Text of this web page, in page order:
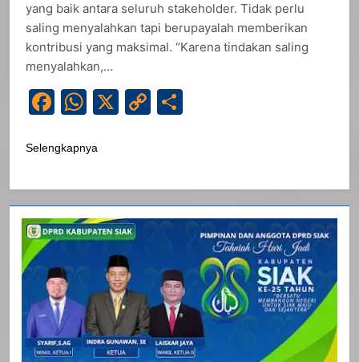
yang baik antara seluruh stakeholder. Tidak perlu
saling menyalahkan tapi berupayalah memberikan
kontribusi yang maksimal. “Karena tindakan saling
menyalahkan,…
Facebook
WhatsApp
X
Copy
Selengkapnya